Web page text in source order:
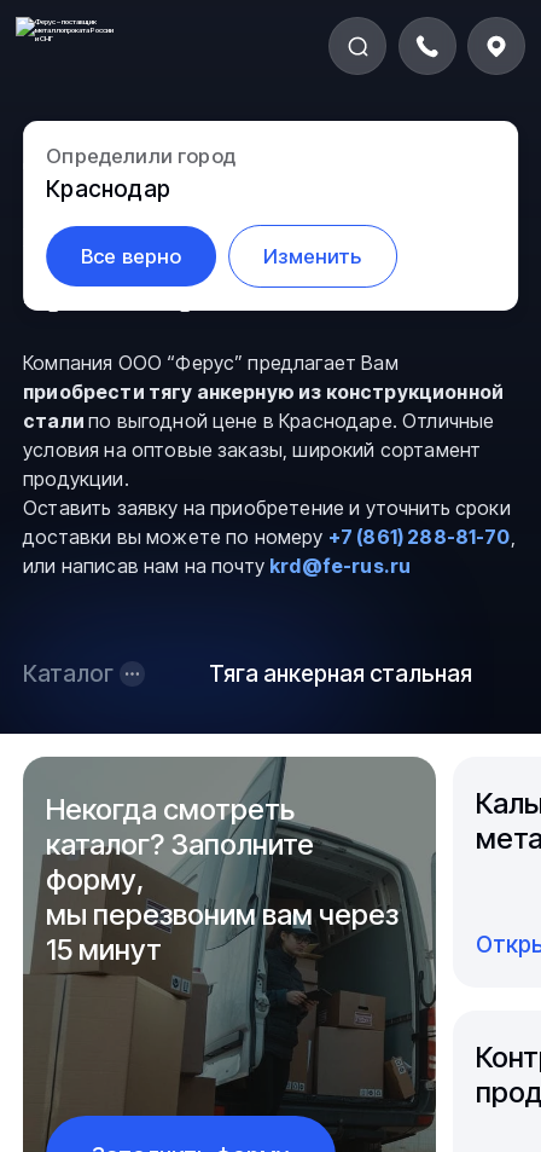
Определили город
Краснодар
Все верно Изменить
Тяга анкерная из
конструкционной стали в
Краснодаре
Компания ООО “Ферус” предлагает Вам
приобрести тягу анкерную из конструкционной
сталипо выгодной цене в Краснодаре. Отличные
условия на оптовые заказы, широкий сортамент
продукции.
Оставить заявку на приобретение и уточнить сроки
доставки вы можете по номеру +7 (861) 288-81-70,
или написав нам на почту krd@fe-rus.ru
Каталог Тяга анкерная стальная
Некогда смотреть
каталог? Заполните
форму,
мы перезвоним вам через
15 минут